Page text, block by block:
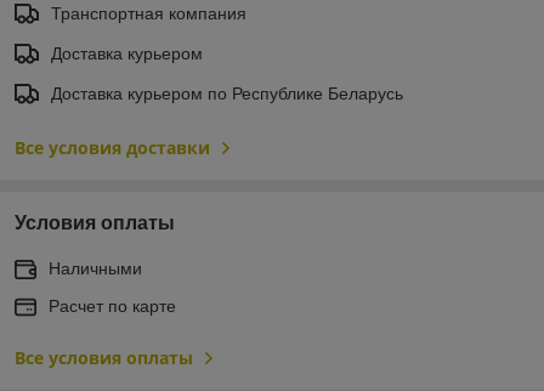
Транспортная компания
Доставка курьером
Доставка курьером по Республике Беларусь
Все условия доставки
Условия оплаты
Наличными
Расчет по карте
Все условия оплаты